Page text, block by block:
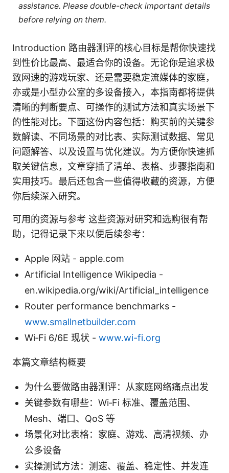
assistance. Please double-check important details
before relying on them.
Introduction 路由器测评的核心目标是帮你快速找
到性价比最高、最适合你的设备。无论你是追求极
致网速的游戏玩家、还是需要稳定流媒体的家庭，
亦或是小型办公室的多设备接入，本指南都将提供
清晰的判断要点、可操作的测试方法和真实场景下
的性能对比。下面这份内容包括：购买前的关键参
数解读、不同场景的对比表、实际测试数据、常见
问题解答、以及设置与优化建议。为方便你快速抓
取关键信息，文章穿插了清单、表格、步骤指南和
实用技巧。最后还包含一些值得收藏的资源，方便
你后续深入研究。
可用的资源与参考 这些资源对研究和选购很有帮
助，记得记录下来以便后续参考：
Apple 网站 - apple.com
Artificial Intelligence Wikipedia -
en.wikipedia.org/wiki/Artificial_intelligence
Router performance benchmarks -
www.smallnetbuilder.com
Wi‑Fi 6/6E 现状 - www.wi-fi.org
本篇文章结构概要
为什么要做路由器测评：从家庭网络痛点出发
关键参数有哪些：Wi‑Fi 标准、覆盖范围、
Mesh、端口、QoS 等
场景化对比表格：家庭、游戏、高清视频、办
公多设备
实操测试方法：测速、覆盖、稳定性、并发连